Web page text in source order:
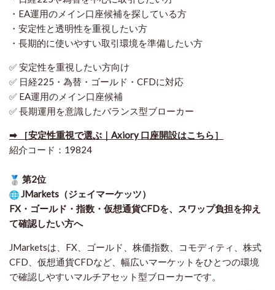
・EA運用のメイン口座候補を探している方
・安定性と透明性を重視したい方
・長期的に使いやすい取引環境を準備したい方
✅ 安定性を重視したい方向け
✅ 日経225・為替・ゴールド・CFDに対応
✅ EA運用のメイン口座候補
✅ 長期運用を意識したバランス型ブローカー
➡ ［安定性重視で選ぶ｜Axiory 口座開設はこちら］
紹介コード：19824
第2位
JMarkets（ジェイマーケッツ）
FX・ゴールド・指数・仮想通貨CFDを、スワップ負担を抑え
て確認したい方へ
JMarketsは、FX、ゴールド、株価指数、コモディティ、株式
CFD、仮想通貨CFDなど、幅広いマーケットをひとつの環境
で確認しやすいマルチアセット型ブローカーです。